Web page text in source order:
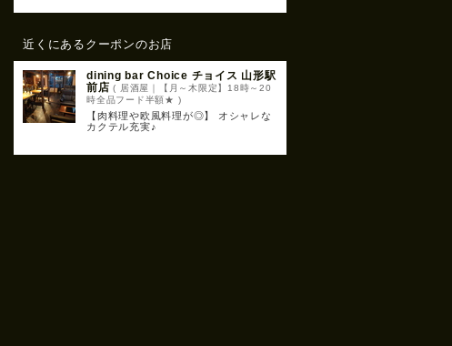
近くにあるクーポンのお店
dining bar Choice チョイス 山形駅
前店 ( 居酒屋｜【月～木限定】18時～20
時全品フード半額★ )
【肉料理や欧風料理が◎】 オシャレな
カクテル充実♪